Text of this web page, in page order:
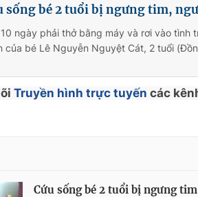
sống bé 2 tuổi bị ngưng tim,
10 ngày phải thở bằng máy và rơi vào tình
của bé Lê Nguyễn Nguyệt Cát, 2 tuổi
Truyền hình trực tuyến các
Cứu sống bé 2 tuổi bị ngưng